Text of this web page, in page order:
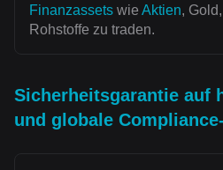
Finanzassets wie Aktien,
Rohstoffe zu traden.
Sicherheitsgarantie auf
und globale